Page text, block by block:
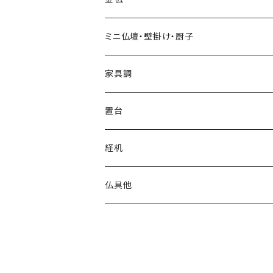
ミニ仏壇・壁掛け・厨子
家具調
上置
台付
置台
経机
仏具他